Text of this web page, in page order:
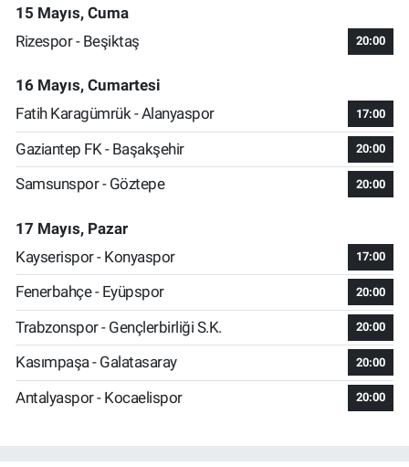
15 Mayıs, Cuma
Rizespor - Beşiktaş
20:00
16 Mayıs, Cumartesi
Fatih Karagümrük - Alanyaspor
17:00
Gaziantep FK - Başakşehir 20:00
Samsunspor - Göztepe 20:00
17 Mayıs, Pazar
Kayserispor - Konyaspor
17:00
Fenerbahçe - Eyüpspor 20:00
Trabzonspor - Gençlerbirliği S.K. 20:00
Kasımpaşa - Galatasaray 20:00
Antalyaspor - Kocaelispor 20:00